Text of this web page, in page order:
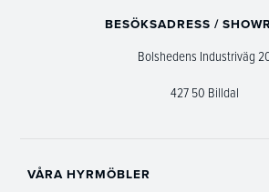
BESÖKSADRESS /
Bolshedens Industriväg
427 50 Billdal
VÅRA HYRMÖBLER